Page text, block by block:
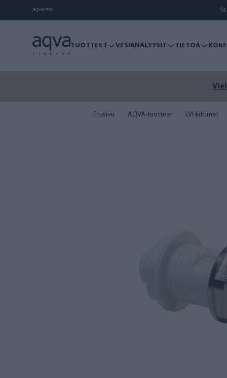
TUOTTEET VESIANALYYSIT TIETOA
Etusivu AQVA-tuotteet LVI-liittimet